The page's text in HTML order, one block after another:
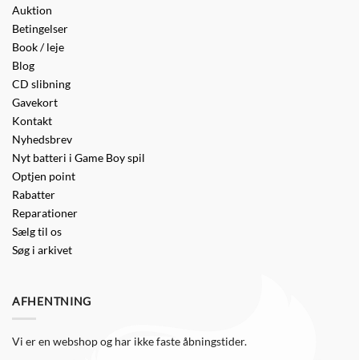
Auktion
Betingelser
Book / leje
Blog
CD slibning
Gavekort
Kontakt
Nyhedsbrev
Nyt batteri i Game Boy spil
Optjen point
Rabatter
Reparationer
Sælg til os
Søg i arkivet
AFHENTNING
Vi er en webshop og har ikke faste åbningstider.